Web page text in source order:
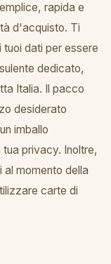
rapida e
d'acquisto. Ti
dati per essere
dedicato,
Italia. Il pacco
desiderato
imballo
privacy. Inoltre,
momento della
carte di